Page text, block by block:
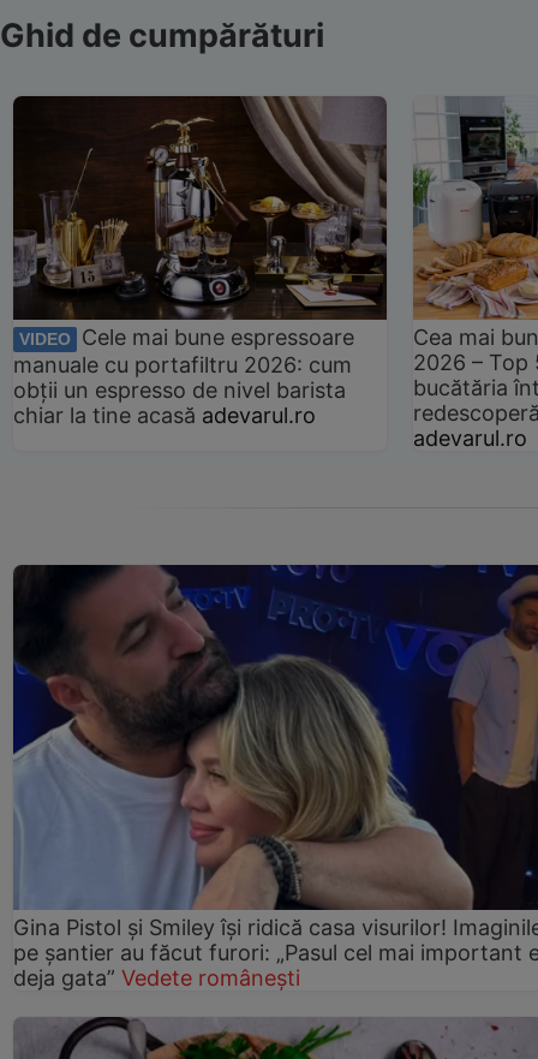
Ghid de cumpărături
VIDEO
Cele mai bune espressoare
manuale cu portafiltru 2026: cum
obții un espresso de nivel barista
chiar la tine acasă adevarul.ro
Cea mai
2026 –
bucătăria
adevarul.ro
Gina Pistol și Smiley își ridică casa visurilor!
pe șantier au făcut furori: „Pasul cel mai important
deja gata” Vedete românești